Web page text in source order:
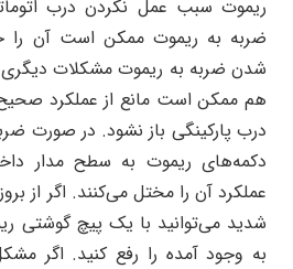
ریموت سبب عمل نکردن درب
ضربه به ریموت ممکن است آن را
شدن ضربه به ریموت مشکلات
هم ممکن است مانع از عملکرد
درب پارکینگی باز نشود. در صورت
دکمه‌های ریموت به سطح مدار
عملکرد آن را مختل می‌کنند. اگر از
شدید می‌توانید با یک پیچ گوشتی
به وجود آمده را رفع کنید. اگر